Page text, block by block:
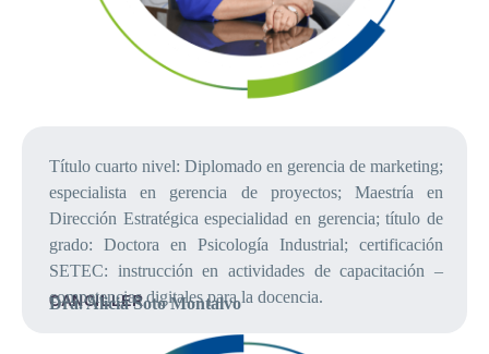
CANCILLER
Dra. Alicia Soto Montalvo
Título cuarto nivel: Diplomado en gerencia de marketing;
especialista en gerencia de proyectos; Maestría en
Dirección Estratégica especialidad en gerencia; título de
grado: Doctora en Psicología Industrial; certificación
SETEC: instrucción en actividades de capacitación –
competencias digitales para la docencia.